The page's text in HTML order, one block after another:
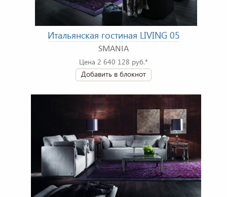
Итальянская гостиная LIVING 05
SMANIA
Цена 2 640 128 руб.*
Добавить в блокнот